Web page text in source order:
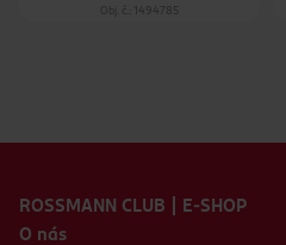
Obj. č.: 1494785
ROSSMANN CLUB | E-SHOP
O nás